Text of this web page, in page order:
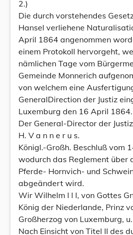
2.)
Die durch vorstehendes
Hansel verliehene
April 1864 angenommen
einem Protokoll hervorgeht,
nämlichen Tage vom
Gemeinde Monnerich
von welchem eine
GeneralDirection der Justiz
Luxemburg den 16 April 1864.
Der General-Director der
H. V a n n e r u s.
Königl.-Großh. Beschluß vom
wodurch das Reglement über
Pferde- Hornvich- und
abgeändert wird.
Wir Wilhelm l l l, von Gottes
König der Niederlande, Prinz
Großherzog von Luxemburg,
Nach Einsicht von Titel II des